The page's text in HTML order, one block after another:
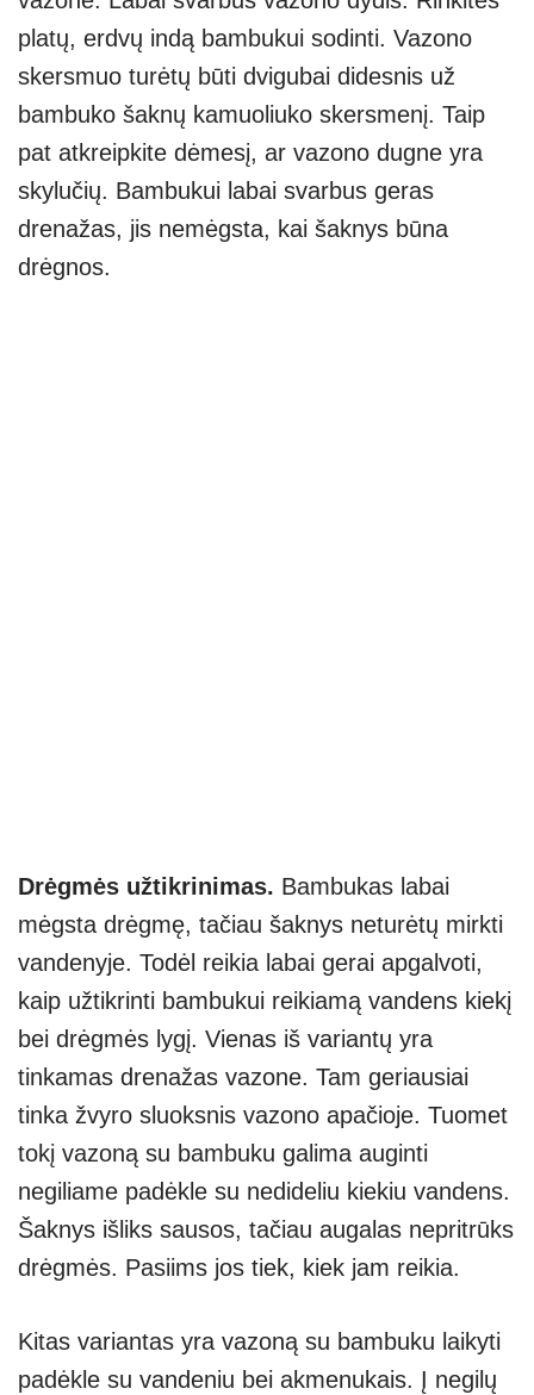
platų, erdvų indą bambukui sodinti. Vazono
skersmuo turėtų būti dvigubai didesnis už
bambuko šaknų kamuoliuko skersmenį. Taip
pat atkreipkite dėmesį, ar vazono dugne yra
skylučių. Bambukui labai svarbus geras
drenažas, jis nemėgsta, kai šaknys būna
drėgnos.
Drėgmės užtikrinimas. Bambukas labai
mėgsta drėgmę, tačiau šaknys neturėtų mirkti
vandenyje. Todėl reikia labai gerai apgalvoti,
kaip užtikrinti bambukui reikiamą vandens kiekį
bei drėgmės lygį. Vienas iš variantų yra
tinkamas drenažas vazone. Tam geriausiai
tinka žvyro sluoksnis vazono apačioje. Tuomet
tokį vazoną su bambuku galima auginti
negiliame padėkle su nedideliu kiekiu vandens.
Šaknys išliks sausos, tačiau augalas nepritrūks
drėgmės. Pasiims jos tiek, kiek jam reikia.
Kitas variantas yra vazoną su bambuku laikyti
padėkle su vandeniu bei akmenukais. Į negilų